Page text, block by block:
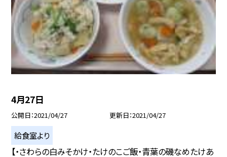
4月27日
公開日 2021/04/27 更新日 2021/04/27
給食室より
【・さわらの白みそかけ・たけのこご飯・青葉の磯なめたけあ